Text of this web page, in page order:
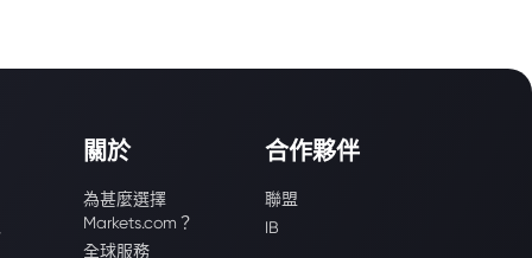
關於
為甚麼選擇
Markets.com？
全球服務
合作夥伴
聯盟
IB